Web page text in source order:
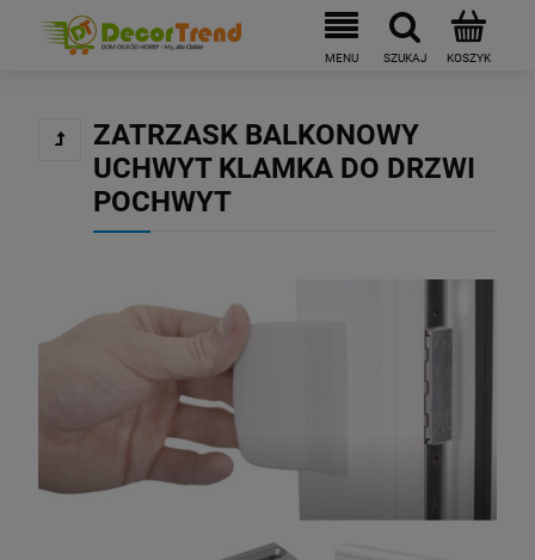
ZATRZASK BALKONOWY
UCHWYT KLAMKA DO DRZWI
POCHWYT